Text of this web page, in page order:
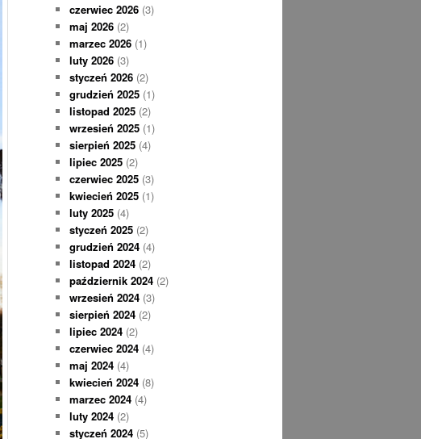
czerwiec 2026 (3)
maj 2026 (2)
marzec 2026 (1)
luty 2026 (3)
styczeń 2026 (2)
grudzień 2025 (1)
listopad 2025 (2)
wrzesień 2025 (1)
sierpień 2025 (4)
lipiec 2025 (2)
czerwiec 2025 (3)
kwiecień 2025 (1)
luty 2025 (4)
styczeń 2025 (2)
grudzień 2024 (4)
listopad 2024 (2)
październik 2024 (2)
wrzesień 2024 (3)
sierpień 2024 (2)
lipiec 2024 (2)
czerwiec 2024 (4)
maj 2024 (4)
kwiecień 2024 (8)
marzec 2024 (4)
luty 2024 (2)
styczeń 2024 (5)